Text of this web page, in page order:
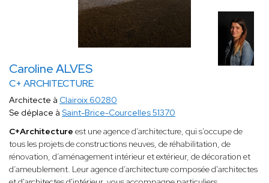
Caroline ALVES
C+ ARCHITECTURE
Architecte à Clairoix 60280
Se déplace à Saint-Brice-Courcelles 51370
C+Architecture est une agence d’architecture, qui s’occupe de
tous les projets de constructions neuves, de réhabilitation, de
rénovation, d’aménagement intérieur et extérieur, de décoration et
d’ameublement. Leur agence d’architecture composée d'architectes